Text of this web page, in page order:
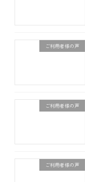
ご利用者様の声
ご利用者様の声
ご利用者様の声